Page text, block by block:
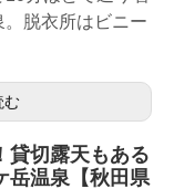
。脱衣所はビニー
む
貸切露天もある
岳温泉【秋田県